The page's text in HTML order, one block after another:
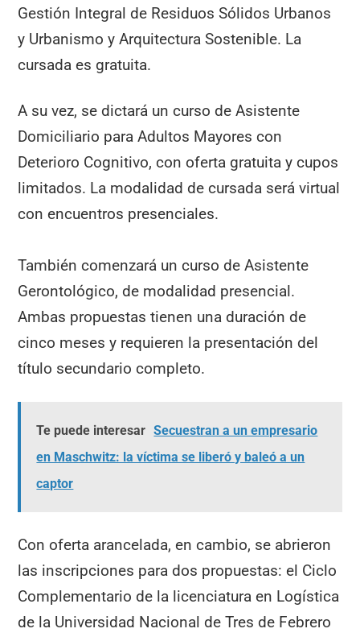
Gestión Integral de Residuos Sólidos Urbanos
y Urbanismo y Arquitectura Sostenible. La
cursada es gratuita.
A su vez, se dictará un curso de Asistente
Domiciliario para Adultos Mayores con
Deterioro Cognitivo, con oferta gratuita y cupos
limitados. La modalidad de cursada será virtual
con encuentros presenciales.
También comenzará un curso de Asistente
Gerontológico, de modalidad presencial.
Ambas propuestas tienen una duración de
cinco meses y requieren la presentación del
título secundario completo.
Te puede interesar Secuestran a un empresario
en Maschwitz: la víctima se liberó y baleó a un
captor
Con oferta arancelada, en cambio, se abrieron
las inscripciones para dos propuestas: el Ciclo
Complementario de la licenciatura en Logística
de la Universidad Nacional de Tres de Febrero